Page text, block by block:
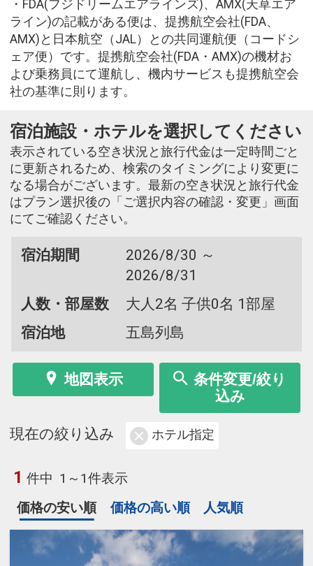
・FDA(フジドリームエアラインズ)、AMX(天草エア
ライン)の記載がある便は、提携航空会社(FDA、
AMX)と日本航空（JAL）との共同運航便（コードシ
ェア便）です。提携航空会社(FDA・AMX)の機材お
よび乗務員にて運航し、機内サービスも提携航空会
社の基準に則ります。
宿泊施設・ホテルを選択してください
表示されている空き状況と旅行代金は一定時間ごと
に更新されるため、検索のタイミングにより変更に
なる場合がございます。最新の空き状況と旅行代金
はプラン選択後の「ご選択内容の確認・変更」画面
にてご確認ください。
宿泊期間
2026/8/30 ～
2026/8/31
人数・部屋数
大人2名 子供0名 1部屋
宿泊地
五島列島
地図表示
条件変更/絞り
込み
現在の絞り込み ホテル指定
1 件中 1～1件表示
価格の安い順
価格の高い順 人気順